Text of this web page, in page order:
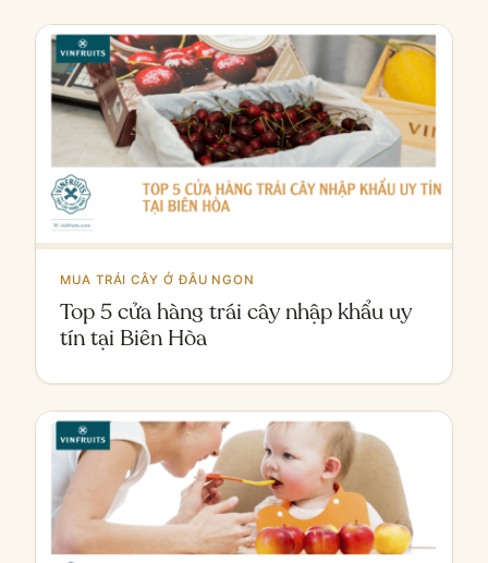
MUA TRÁI CÂY Ở ĐÂU NGON
Top 5 cửa hàng trái cây nhập khẩu uy
tín tại Biên Hòa